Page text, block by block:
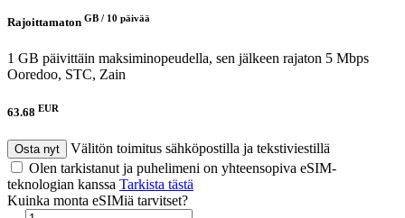
Rajoittamaton GB / 10 päivää
1 GB päivittäin maksiminopeudella, sen jälkeen rajaton 5 Mbps
Ooredoo, STC, Zain
63.68 EUR
Osta nyt
Välitön toimitus sähköpostilla ja tekstiviestillä
Olen tarkistanut ja puhelimeni on yhteensopiva eSIM-
teknologian kanssa Tarkista tästä
Kuinka monta eSIMiä tarvitset?